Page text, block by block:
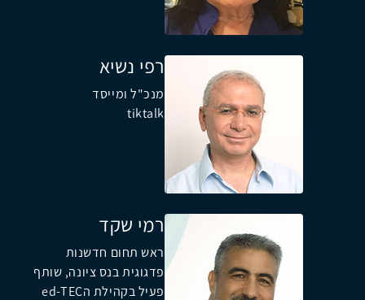
רפי נשיא
מנכ"ל ומייסד
tiktalk
רמי שקד
ראש תחום חדשנות
פדגוגית בנס ציונה, שותף
פעיל בקהילת הed-TEC